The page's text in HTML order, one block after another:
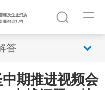
答
期推进视频会